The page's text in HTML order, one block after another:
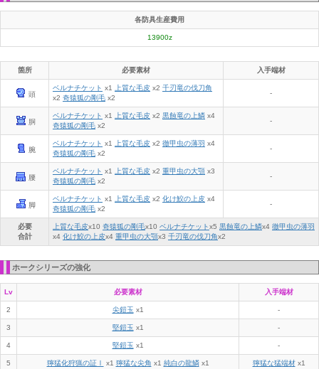
各防具生産費用
13900z
箇所 必要素材 入手端材
頭
ベルナチケット x1 上質な毛皮 x2 千刃竜の伐刀角
x2 奇猿狐の剛毛 x2
-
胴
ベルナチケット x1 上質な毛皮 x2 黒蝕竜の上鱗 x4
奇猿狐の剛毛 x2
-
腕
ベルナチケット x1 上質な毛皮 x2 徹甲虫の薄羽 x4
奇猿狐の剛毛 x2
-
腰
ベルナチケット x1 上質な毛皮 x2 重甲虫の大顎 x3
奇猿狐の剛毛 x2
-
脚
ベルナチケット x1 上質な毛皮 x2 化け鮫の上皮 x4
奇猿狐の剛毛 x2
-
必要
合計
上質な毛皮x10 奇猿狐の剛毛x10 ベルナチケットx5 黒蝕竜の上鱗x4 徹甲虫の薄羽
x4 化け鮫の上皮x4 重甲虫の大顎x3 千刃竜の伐刀角x2
ホークシリーズの強化
Lv 必要素材 入手端材
2 尖鎧玉 x1 -
3 堅鎧玉 x1 -
4 堅鎧玉 x1 -
5 獰猛化狩猟の証Ⅰ x1 獰猛な尖角 x1 純白の龍鱗x1 獰猛な猛端材x1